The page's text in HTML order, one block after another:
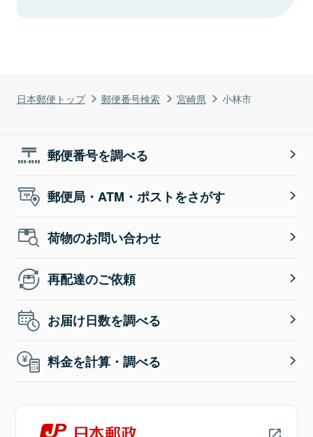
日本郵便トップ 郵便番号検索 宮崎県 小林市
郵便番号を調べる
郵便局・ATM・ポストをさがす
荷物のお問い合わせ
再配達のご依頼
お届け日数を調べる
料金を計算・調べる